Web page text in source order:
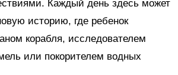
Каждый день здесь может
историю, где ребенок
корабля, исследователем
или покорителем водных